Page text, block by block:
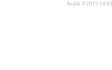
Aralık 9 2015 14:01